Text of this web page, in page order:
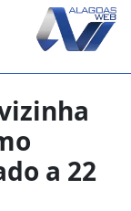
a 22